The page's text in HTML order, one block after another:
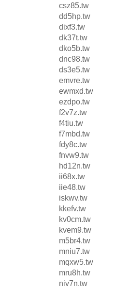
csz85.tw
dd5hp.tw
dixf3.tw
dk37t.tw
dko5b.tw
dnc98.tw
ds3e5.tw
emvre.tw
ewmxd.tw
ezdpo.tw
f2v7z.tw
f4tiu.tw
f7mbd.tw
fdy8c.tw
fnvw9.tw
hd12n.tw
ii68x.tw
iie48.tw
iskwv.tw
kkefv.tw
kv0cm.tw
kvem9.tw
m5br4.tw
mniu7.tw
mqxw5.tw
mru8h.tw
niv7n.tw